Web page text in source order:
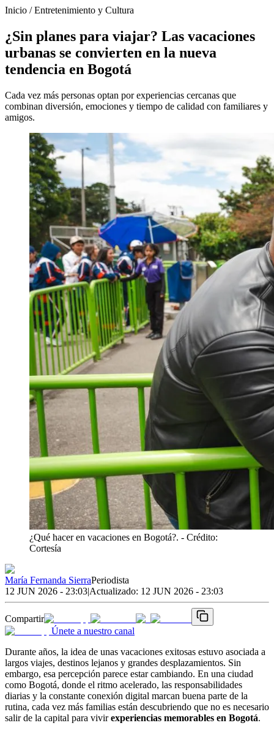
Inicio /Entretenimiento y Cultura
¿Sin planes para viajar? Las vacaciones
urbanas se convierten en la nueva
tendencia en Bogotá
Cada vez más personas optan por experiencias cercanas que
combinan diversión, emociones y tiempo de calidad con familiares y
amigos.
¿Qué hacer en vacaciones en Bogotá?. - Crédito:
Cortesía
María Fernanda SierraPeriodista
12 JUN 2026 - 23:03|Actualizado: 12 JUN 2026 - 23:03
Compartir
Únete a nuestro canal
Durante años, la idea de unas vacaciones exitosas estuvo asociada a
largos viajes, destinos lejanos y grandes desplazamientos. Sin
embargo, esa percepción parece estar cambiando. En una ciudad
como Bogotá, donde el ritmo acelerado, las responsabilidades
diarias y la constante conexión digital marcan buena parte de la
rutina, cada vez más familias están descubriendo que no es necesario
salir de la capital para vivirexperiencias memorables en Bogotá.